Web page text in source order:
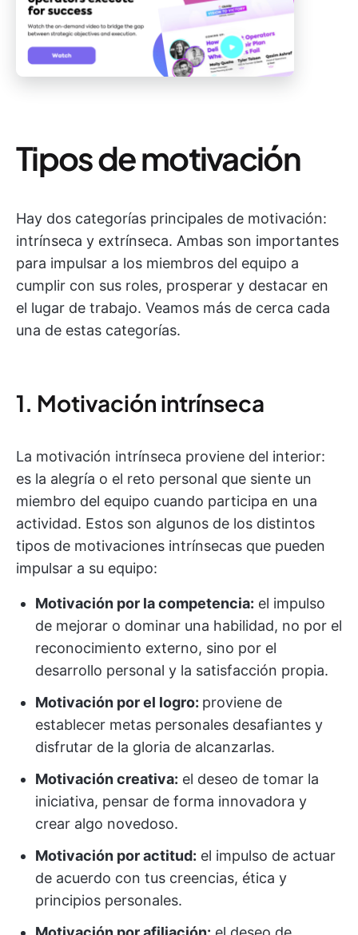
Tipos de motivación
Hay dos categorías principales de motivación:
intrínseca y extrínseca. Ambas son importantes
para impulsar a los miembros del equipo a
cumplir con sus roles, prosperar y destacar en
el lugar de trabajo. Veamos más de cerca cada
una de estas categorías.
1. Motivación intrínseca
La motivación intrínseca proviene del interior:
es la alegría o el reto personal que siente un
miembro del equipo cuando participa en una
actividad. Estos son algunos de los distintos
tipos de motivaciones intrínsecas que pueden
impulsar a su equipo:
Motivación por la competencia: el impulso
de mejorar o dominar una habilidad, no por el
reconocimiento externo, sino por el
desarrollo personal y la satisfacción propia.
Motivación por el logro: proviene de
establecer metas personales desafiantes y
disfrutar de la gloria de alcanzarlas.
Motivación creativa: el deseo de tomar la
iniciativa, pensar de forma innovadora y
crear algo novedoso.
Motivación por actitud: el impulso de actuar
de acuerdo con tus creencias, ética y
principios personales.